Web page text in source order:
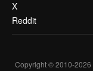
X
Reddit
Copyright © 2010-2026